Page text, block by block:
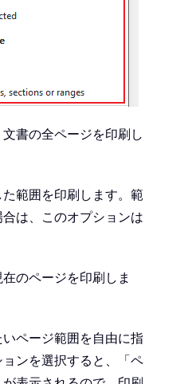
文書の全ページを印刷し
た範囲を印刷します。範
は、このオプションは
在のページを印刷しま
いページ範囲を自由に指
ンを選択すると、「ペ